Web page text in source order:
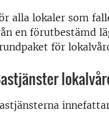
alla lokaler som
en förutbestämd
för